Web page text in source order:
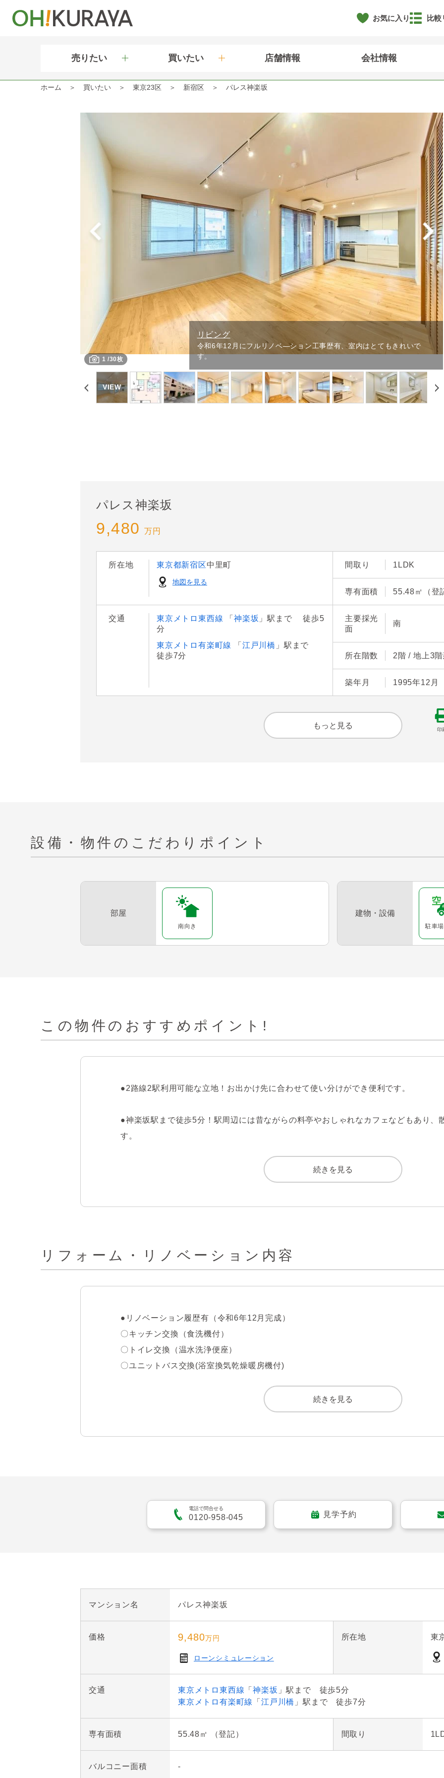
お気に入り 比較
売りたい 買いたい 店舗情報 会社情報
ホーム 買いたい 東京23区 新宿区 パレス神楽坂
リビング
令和6年12月にフルリノベ―ション工事歴有、室内はとてもきれいで
す。
1 /30枚
パレス神楽坂
9,480 万円
所在地 東京都新宿区中里町
地図を見る
間取り 1LDK
専有面積 55.48㎡（登
交通 東京メトロ東西線 「神楽坂 」駅まで 徒歩5
分
東京メトロ有楽町線
「 江戸川橋 」駅まで
徒歩7分
主要採光
面
南
所在階数 2階 / 地上3
築年月 1995年12月
もっと見る 印
設備・物件の こだわりポイント
部屋
南向き
建物・設備
駐車
この物件の おすすめポイント!
●2路線2駅利用可能な立地！お出かけ先に合わせて使い分けができ便利です。
●神楽坂駅まで徒歩5分！駅周辺には昔ながらの料亭やおしゃれなカフェなどもあり、
す。
●平成7年12月築の新耐震基準マンションです。
●後片付けが楽になる食器洗浄乾燥機付きキッチン！環境にも手荒れにも優しい、嬉
・業務スーパー　新宿榎店まで徒歩5分（約330m）
続きを見る
リフォーム・リノベーション内容
●リノベーション履歴有（令和6年12月完成）
〇キッチン交換（食洗機付）
〇トイレ交換（温水洗浄便座）
〇ユニットバス交換(浴室換気乾燥暖房機付)
〇全室フローリング張替 続きを見る
電話で問合せる
0120-958-045 見学予約
マンション名 パレス神楽坂
価格 9,480万円
ローンシミュレーション
所在地 東
交通 東京メトロ東西線 「神楽坂 」駅まで 徒歩5分
東京メトロ有楽町線
「江戸川橋 」駅まで 徒歩7分
専有面積 55.48㎡ （登記） 間取り
バルコニー面積 -